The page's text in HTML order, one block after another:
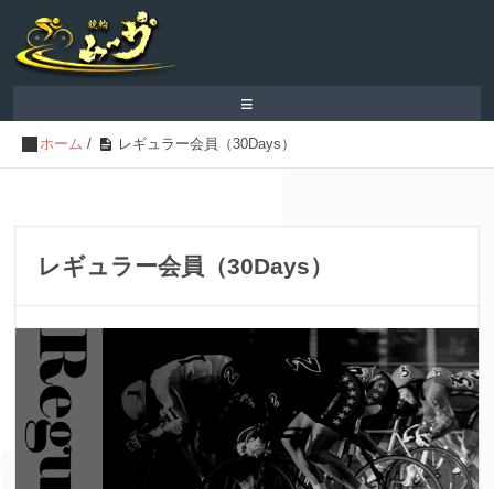
≡
ホーム / レギュラー会員（30Days）
レギュラー会員（30Days）